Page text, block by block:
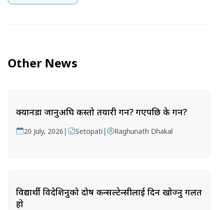
Other News
क्यानडा जानुअघि कस्तो तयारी गर्ने? गएपछि के गर्ने?
20 July, 2026 | Setopati | Raghunath Dhakal
विद्यार्थी विदेशिनुको दोष कन्सल्टेन्सीलाई दिन खोज्नु गलत
हो